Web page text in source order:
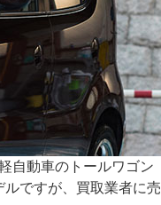
自動車のトールワゴン
ですが、買取業者に